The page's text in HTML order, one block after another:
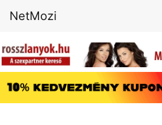
NetMozi